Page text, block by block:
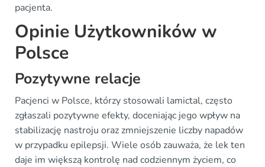
pacjenta.
Opinie Użytkowników w
Polsce
Pozytywne relacje
Pacjenci w Polsce, którzy stosowali lamictal, często
zgłaszali pozytywne efekty, doceniając jego wpływ na
stabilizację nastroju oraz zmniejszenie liczby napadów
w przypadku epilepsji. Wiele osób zauważa, że lek ten
daje im większą kontrolę nad codziennym życiem, co